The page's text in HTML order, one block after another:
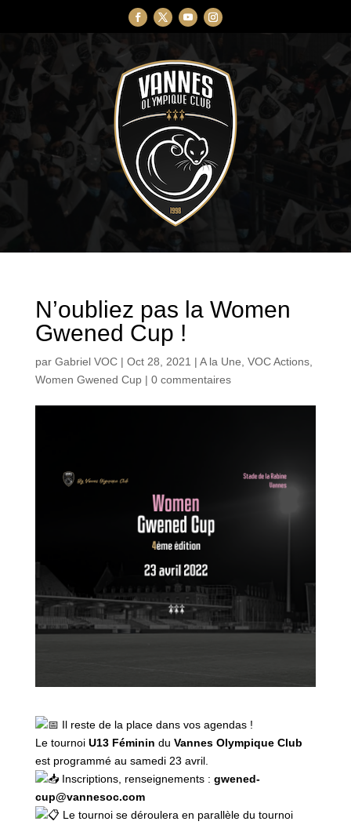
N’oubliez pas la Women
Gwened Cup !
par Gabriel VOC| Oct 28, 2021 | A la Une, VOC Actions,
Women Gwened Cup| 0 commentaires
Il reste de la place dans vos agendas !
Le tournoi U13 Féminin du Vannes Olympique Club
est programmé au samedi 23 avril.
Inscriptions, renseignements : gwened-
cup@vannesoc.com
Le tournoi se déroulera en parallèle du tournoi